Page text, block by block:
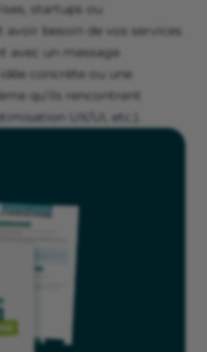
startups ou
besoin de vos services
avec un message
concrète ou une
qu’ils rencontrent
UX/UI, etc.).